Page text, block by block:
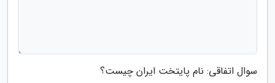
سوال اتفاقی: نام پایتخت ایران چیست؟